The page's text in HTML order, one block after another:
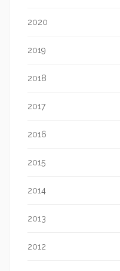
2020
2019
2018
2017
2016
2015
2014
2013
2012